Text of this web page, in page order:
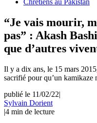
Chrétiens au Pakistan
“Je vais mourir,
pas” : Akash
que d’autres
Il y a dix ans, le 15 mars
sacrifié pour qu’un kamikaze
publié le 11/02/22|
Sylvain Dorient
|4 min de lecture